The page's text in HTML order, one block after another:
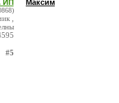
ИП
,
#5
Максим